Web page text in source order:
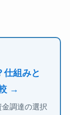
仕組みと
→
調達の選択